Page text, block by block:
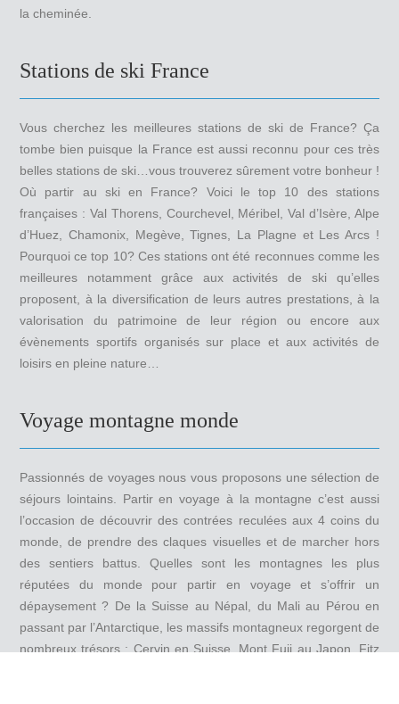
la cheminée.
Stations de ski France
Vous cherchez les meilleures stations de ski de France? Ça
tombe bien puisque la France est aussi reconnu pour ces très
belles stations de ski…vous trouverez sûrement votre bonheur !
Où partir au ski en France? Voici le top 10 des stations
françaises : Val Thorens, Courchevel, Méribel, Val d’Isère, Alpe
d’Huez, Chamonix, Megève, Tignes, La Plagne et Les Arcs !
Pourquoi ce top 10? Ces stations ont été reconnues comme les
meilleures notamment grâce aux activités de ski qu’elles
proposent, à la diversification de leurs autres prestations, à la
valorisation du patrimoine de leur région ou encore aux
évènements sportifs organisés sur place et aux activités de
loisirs en pleine nature…
Voyage montagne monde
Passionnés de voyages nous vous proposons une sélection de
séjours lointains. Partir en voyage à la montagne c’est aussi
l’occasion de découvrir des contrées reculées aux 4 coins du
monde, de prendre des claques visuelles et de marcher hors
des sentiers battus. Quelles sont les montagnes les plus
réputées du monde pour partir en voyage et s’offrir un
dépaysement ? De la Suisse au Népal, du Mali au Pérou en
passant par l’Antarctique, les massifs montagneux regorgent de
nombreux trésors : Cervin en Suisse, Mont Fuji au Japon, Fitz